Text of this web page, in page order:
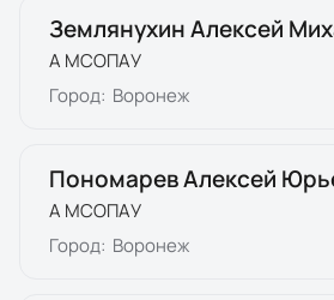
Землянухин Алексей
А МСОПАУ
Город: Воронеж
Пономарев Алексей
А МСОПАУ
Город: Воронеж